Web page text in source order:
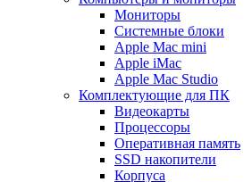
Мониторы
Системные блоки
Apple Mac mini
Apple iMac
Apple Mac Studio
Комплектующие для ПК
Видеокарты
Процессоры
Оперативная память
SSD накопители
Корпуса